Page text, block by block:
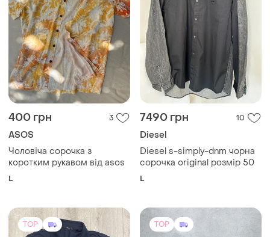
400 грн 3
ASOS
Чоловіча сорочка з
коротким рукавом від asos
L
7490 грн 10
Diesel
Diesel s-simply-dnm чорна
сорочка original розмір 50
L
TOP TOP